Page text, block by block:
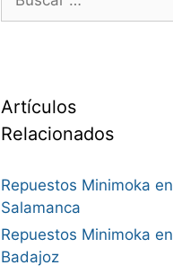
Artículos
Relacionados
Repuestos Minimoka en
Salamanca
Repuestos Minimoka en
Badajoz